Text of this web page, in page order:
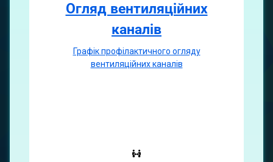
Огляд вентиляційних
каналiв
Графiк профiлактичного огляду
вентиляцiйних каналiв